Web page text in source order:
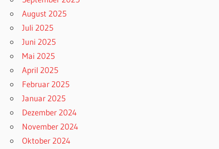
August 2025
Juli 2025
Juni 2025
Mai 2025
April 2025
Februar 2025
Januar 2025
Dezember 2024
November 2024
Oktober 2024